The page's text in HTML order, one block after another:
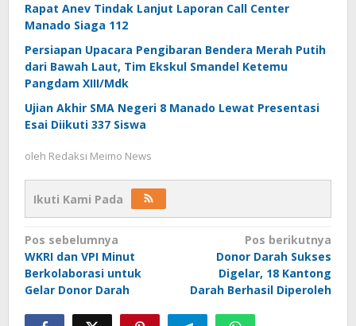
Rapat Anev Tindak Lanjut Laporan Call Center
Manado Siaga 112
Persiapan Upacara Pengibaran Bendera Merah Putih
dari Bawah Laut, Tim Ekskul Smandel Ketemu
Pangdam XIII/Mdk
Ujian Akhir SMA Negeri 8 Manado Lewat Presentasi
Esai Diikuti 337 Siswa
oleh Redaksi Meimo News
Ikuti Kami Pada
Navigasi
pos
Pos sebelumnya
WKRI dan VPI Minut
Berkolaborasi untuk
Gelar Donor Darah
Pos berikutnya
Donor Darah Sukses
Digelar, 18 Kantong
Darah Berhasil Diperoleh